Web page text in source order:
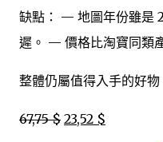
缺點： — 地圖年份雖是
遲。 — 價格比淘寶同類
整體仍屬值得入手的好物
67,75 $ 23,52 $